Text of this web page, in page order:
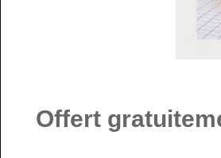
Offert